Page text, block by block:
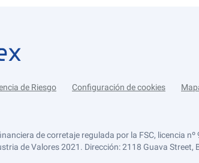
de Riesgo Configuración de cookies
de corretaje regulada por la FSC, licencia
de Valores 2021. Dirección: 2118 Guava Street,